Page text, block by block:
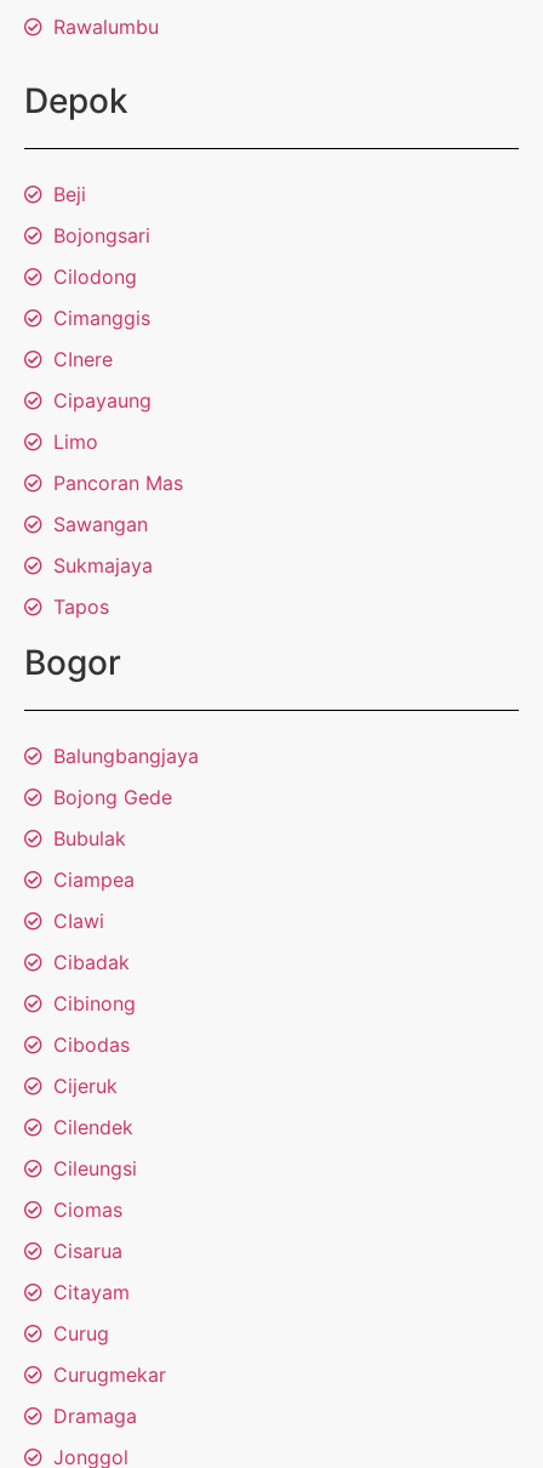
Rawalumbu
Depok
Beji
Bojongsari
Cilodong
Cimanggis
CInere
Cipayaung
Limo
Pancoran Mas
Sawangan
Sukmajaya
Tapos
Bogor
Balungbangjaya
Bojong Gede
Bubulak
Ciampea
CIawi
Cibadak
Cibinong
Cibodas
Cijeruk
Cilendek
Cileungsi
Ciomas
Cisarua
Citayam
Curug
Curugmekar
Dramaga
Jonggol